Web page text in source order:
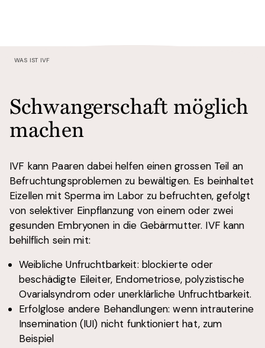
WAS IST IVF
Schwangerschaft möglich
machen
IVF kann Paaren dabei helfen einen grossen Teil an
Befruchtungsproblemen zu bewältigen. Es beinhaltet
Eizellen mit Sperma im Labor zu befruchten, gefolgt
von selektiver Einpflanzung von einem oder zwei
gesunden Embryonen in die Gebärmutter. IVF kann
behilflich sein mit:
Weibliche Unfruchtbarkeit: blockierte oder
beschädigte Eileiter, Endometriose, polyzistische
Ovarialsyndrom oder unerklärliche Unfruchtbarkeit.
Erfolglose andere Behandlungen: wenn intrauterine
Insemination (IUI) nicht funktioniert hat, zum
Beispiel